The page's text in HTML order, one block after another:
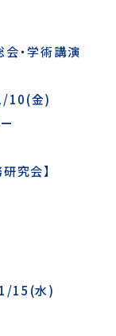
・学術講演
10(金)
究会】
15(水)